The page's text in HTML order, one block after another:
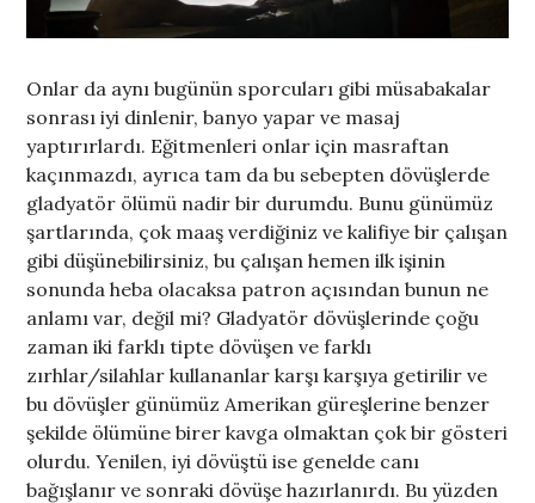
Onlar da aynı bugünün sporcuları gibi müsabakalar
sonrası iyi dinlenir, banyo yapar ve masaj
yaptırırlardı. Eğitmenleri onlar için masraftan
kaçınmazdı, ayrıca tam da bu sebepten dövüşlerde
gladyatör ölümü nadir bir durumdu. Bunu günümüz
şartlarında, çok maaş verdiğiniz ve kalifiye bir çalışan
gibi düşünebilirsiniz, bu çalışan hemen ilk işinin
sonunda heba olacaksa patron açısından bunun ne
anlamı var, değil mi? Gladyatör dövüşlerinde çoğu
zaman iki farklı tipte dövüşen ve farklı
zırhlar/silahlar kullananlar karşı karşıya getirilir ve
bu dövüşler günümüz Amerikan güreşlerine benzer
şekilde ölümüne birer kavga olmaktan çok bir gösteri
olurdu. Yenilen, iyi dövüştü ise genelde canı
bağışlanır ve sonraki dövüşe hazırlanırdı. Bu yüzden